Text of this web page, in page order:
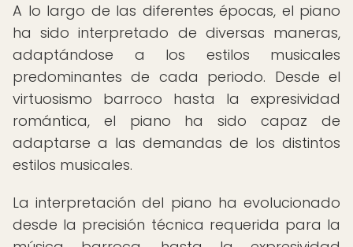
A lo largo de las diferentes épocas, el piano
ha sido interpretado de diversas maneras,
adaptándose a los estilos musicales
predominantes de cada periodo. Desde el
virtuosismo barroco hasta la expresividad
romántica, el piano ha sido capaz de
adaptarse a las demandas de los distintos
estilos musicales.
La interpretación del piano ha evolucionado
desde la precisión técnica requerida para la